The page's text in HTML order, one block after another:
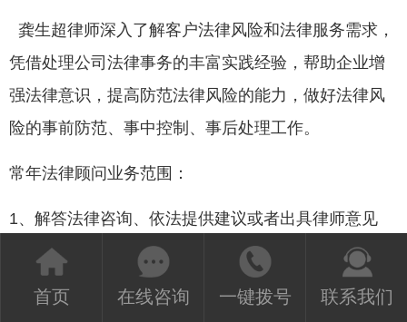
龚生超律师深入了解客户法律风险和法律服务需求，
凭借处理公司法律事务的丰富实践经验，帮助企业增
强法律意识，提高防范法律风险的能力，做好法律风
险的事前防范、事中控制、事后处理工作。
常年法律顾问业务范围：
1、解答法律咨询、依法提供建议或者出具律师意见
2、协助草拟、制定、审查或者修改合同、章程等法律
首页 在线咨询 一键拨号 联系我们